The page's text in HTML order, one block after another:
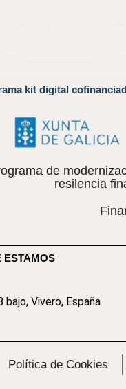
kit digital
de
resilencia
ESTAMOS
bajo, Vivero, España
Política de Cookies